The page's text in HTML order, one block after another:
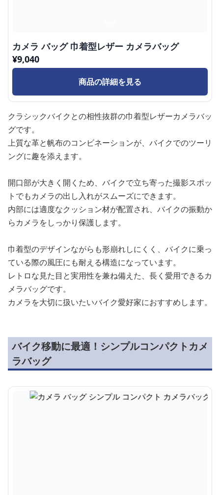
カメラ バッグ 巾着型レザー カメラバッグ
¥9,040
商品の詳細を見る
クラシックバイクとの相性抜群の巾着型レザーカメラバッ
グです。
上質な革と帆布のコンビネーションが、バイクでのツーリ
ングに趣を添えます。
開口部が大きく開くため、バイクで立ち寄った撮影スポッ
トでもカメラの出し入れがスムーズにできます。
内部には適度なクッション材が配置され、バイクの振動か
らカメラをしっかり保護します。
巾着型のデザインながらも形崩れしにくく、バイクに乗っ
ている際の風圧にも耐える構造になっています。
レトロな見た目と実用性を兼ね備えた、長く愛用できるカ
メラバッグです。
カメラを大切に扱いたいバイク愛好家におすすめします。
バイク移動に最適！シンプルコンパクトカメ
ラバッグ